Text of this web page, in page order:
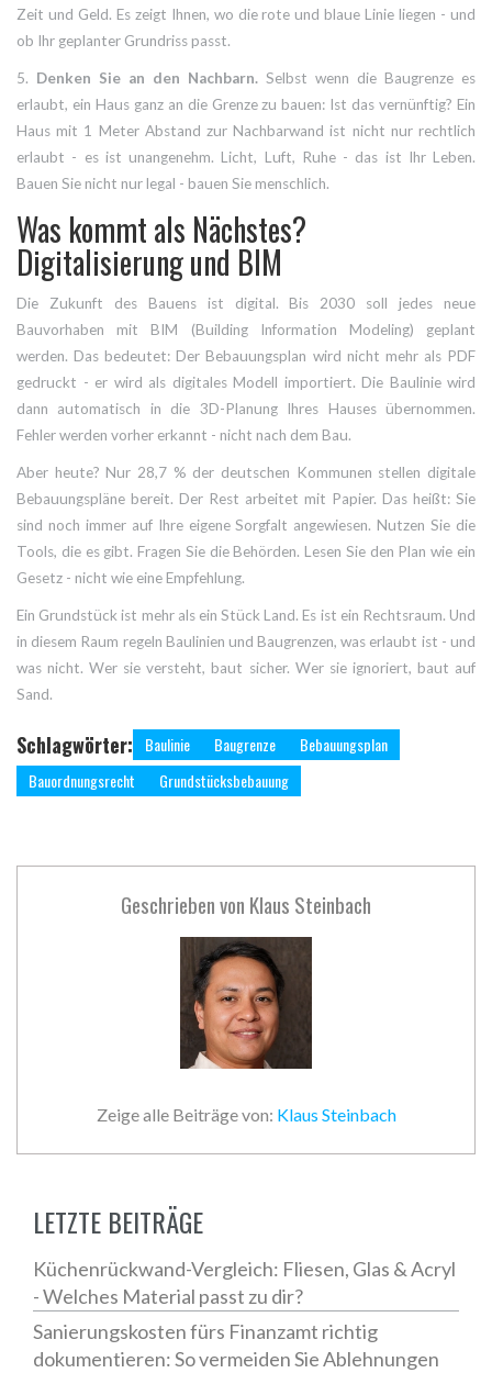
Zeit und Geld. Es zeigt Ihnen, wo die rote und blaue Linie liegen - und
ob Ihr geplanter Grundriss passt.
5. Denken Sie an den Nachbarn. Selbst wenn die Baugrenze es
erlaubt, ein Haus ganz an die Grenze zu bauen: Ist das vernünftig? Ein
Haus mit 1 Meter Abstand zur Nachbarwand ist nicht nur rechtlich
erlaubt - es ist unangenehm. Licht, Luft, Ruhe - das ist Ihr Leben.
Bauen Sie nicht nur legal - bauen Sie menschlich.
Was kommt als Nächstes?
Digitalisierung und BIM
Die Zukunft des Bauens ist digital. Bis 2030 soll jedes neue
Bauvorhaben mit BIM (Building Information Modeling) geplant
werden. Das bedeutet: Der Bebauungsplan wird nicht mehr als PDF
gedruckt - er wird als digitales Modell importiert. Die Baulinie wird
dann automatisch in die 3D-Planung Ihres Hauses übernommen.
Fehler werden vorher erkannt - nicht nach dem Bau.
Aber heute? Nur 28,7 % der deutschen Kommunen stellen digitale
Bebauungspläne bereit. Der Rest arbeitet mit Papier. Das heißt: Sie
sind noch immer auf Ihre eigene Sorgfalt angewiesen. Nutzen Sie die
Tools, die es gibt. Fragen Sie die Behörden. Lesen Sie den Plan wie ein
Gesetz - nicht wie eine Empfehlung.
Ein Grundstück ist mehr als ein Stück Land. Es ist ein Rechtsraum. Und
in diesem Raum regeln Baulinien und Baugrenzen, was erlaubt ist - und
was nicht. Wer sie versteht, baut sicher. Wer sie ignoriert, baut auf
Sand.
Schlagwörter: Baulinie Baugrenze
Bebauungsplan
Bauordnungsrecht
Grundstücksbebauung
Geschrieben von Klaus Steinbach
Zeige alle Beiträge von: Klaus Steinbach
LETZTE BEITRÄGE
Küchenrückwand-Vergleich: Fliesen, Glas & Acryl
- Welches Material passt zu dir?
Sanierungskosten fürs Finanzamt richtig
dokumentieren: So vermeiden Sie Ablehnungen